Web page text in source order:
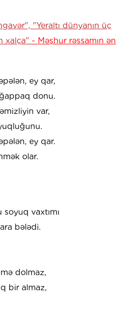
"Yeraltı dünyanın üç
xalça" - Məşhur rəssamın ən
ey qar,
donu.
var,
ey qar.
olar.
vaxtımı
bələdi.
dolmaz,
bir almaz,